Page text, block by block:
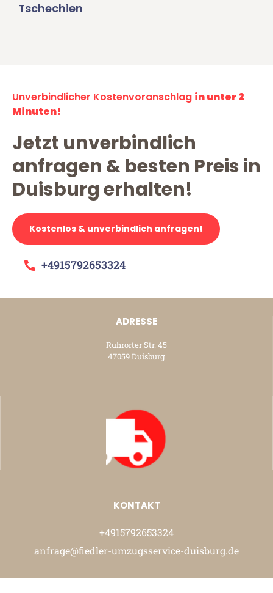
Tschechien
Unverbindlicher Kostenvoranschlag in unter 2
Minuten!
Jetzt unverbindlich
anfragen & besten Preis in
Duisburg erhalten!
Kostenlos & unverbindlich anfragen!
+4915792653324
ADRESSE
Ruhrorter Str. 45
47059 Duisburg
KONTAKT
+4915792653324
anfrage@fiedler-umzugsservice-duisburg.de